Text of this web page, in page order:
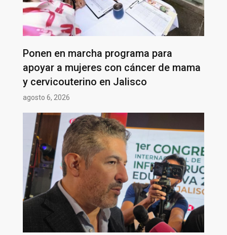
Ponen en marcha programa para
apoyar a mujeres con cáncer de mama
y cervicouterino en Jalisco
agosto 6, 2026